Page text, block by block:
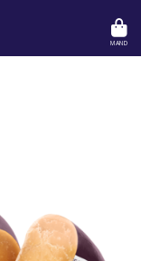
MAND